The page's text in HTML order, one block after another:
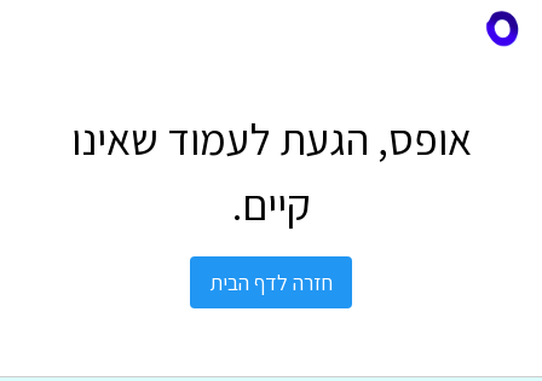
אופס, הגעת לעמוד שאינו
קיים.
חזרה לדף הבית